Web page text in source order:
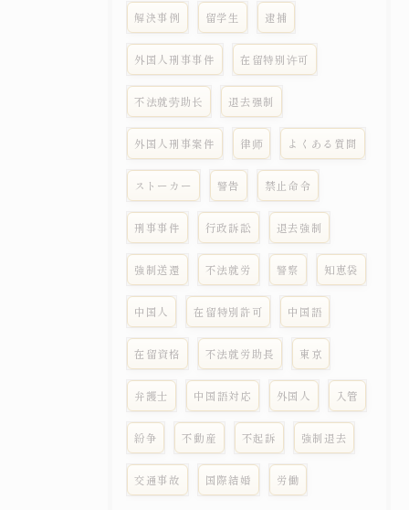
解決事例 留学生 逮捕
外国人刑事事件 在留特别许可
不法就劳助长 退去强制
外国人刑事案件 律师 よくある質問
ストーカー 警告 禁止命令
刑事事件 行政訴訟 退去強制
強制送還 不法就労 警察 知恵袋
中国人 在留特別許可 中国語
在留資格 不法就労助長 東京
弁護士 中国語対応 外国人 入管
紛争 不動産 不起訴 強制退去
交通事故 国際結婚 労働